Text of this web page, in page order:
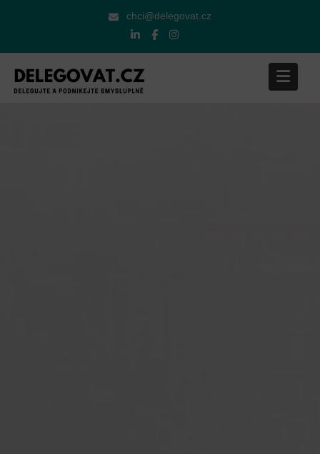
chci@delegovat.cz